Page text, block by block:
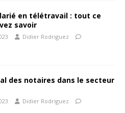
en télétravail : tout ce
savoir
Didier Rodriguez
des notaires dans le secteur
Didier Rodriguez